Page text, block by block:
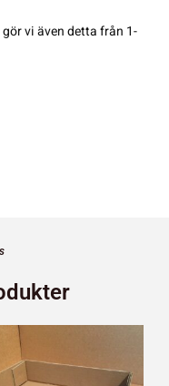
vi även detta från 1-